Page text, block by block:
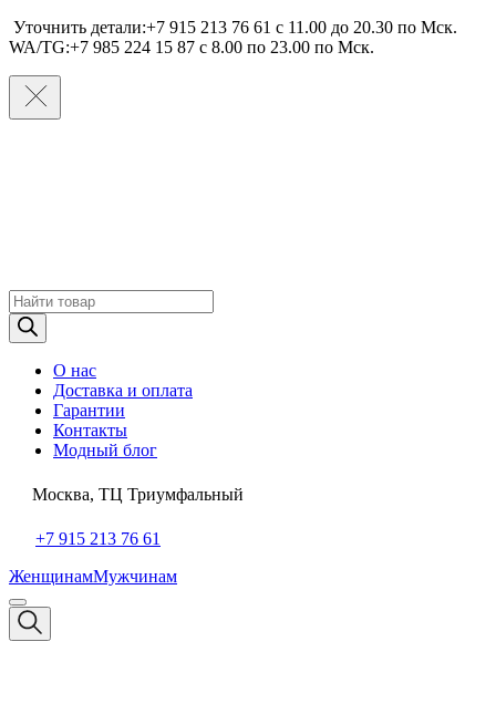
Уточнить детали:+7 915 213 76 61 c 11.00 до 20.30 по Мcк.
WA/TG:+7 985 224 15 87 c 8.00 по 23.00 по Мcк.
Поиск
товаров
О нас
Доставка и оплата
Гарантии
Контакты
Модный блог
Москва, ТЦ Триумфальный
+7 915 213 76 61
ЖенщинамМужчинам